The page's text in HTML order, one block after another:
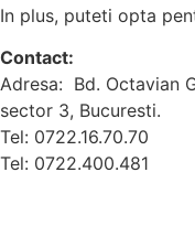
In plus, puteti opta
Contact:
Adresa: Bd. Octavian
sector 3, Bucuresti.
Tel: 0722.16.70.70
Tel: 0722.400.481